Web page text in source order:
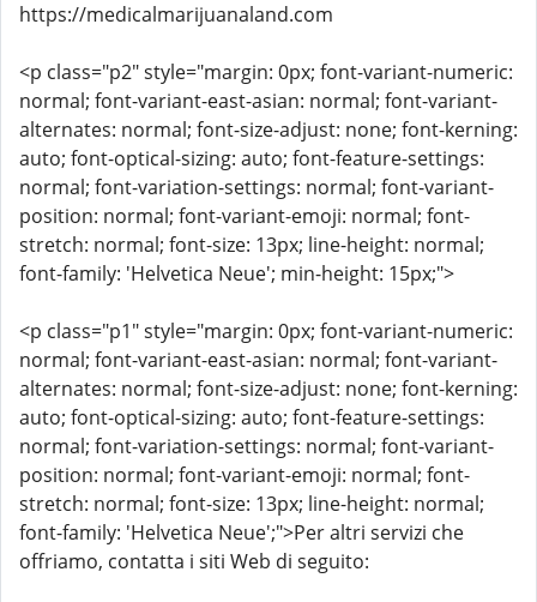
https://medicalmarijuanaland.com
<p class="p2" style="margin: 0px; font-variant-numeric:
normal; font-variant-east-asian: normal; font-variant-
alternates: normal; font-size-adjust: none; font-kerning:
auto; font-optical-sizing: auto; font-feature-settings:
normal; font-variation-settings: normal; font-variant-
position: normal; font-variant-emoji: normal; font-
stretch: normal; font-size: 13px; line-height: normal;
font-family: 'Helvetica Neue'; min-height: 15px;">
<p class="p1" style="margin: 0px; font-variant-numeric:
normal; font-variant-east-asian: normal; font-variant-
alternates: normal; font-size-adjust: none; font-kerning:
auto; font-optical-sizing: auto; font-feature-settings:
normal; font-variation-settings: normal; font-variant-
position: normal; font-variant-emoji: normal; font-
stretch: normal; font-size: 13px; line-height: normal;
font-family: 'Helvetica Neue';">Per altri servizi che
offriamo, contatta i siti Web di seguito: